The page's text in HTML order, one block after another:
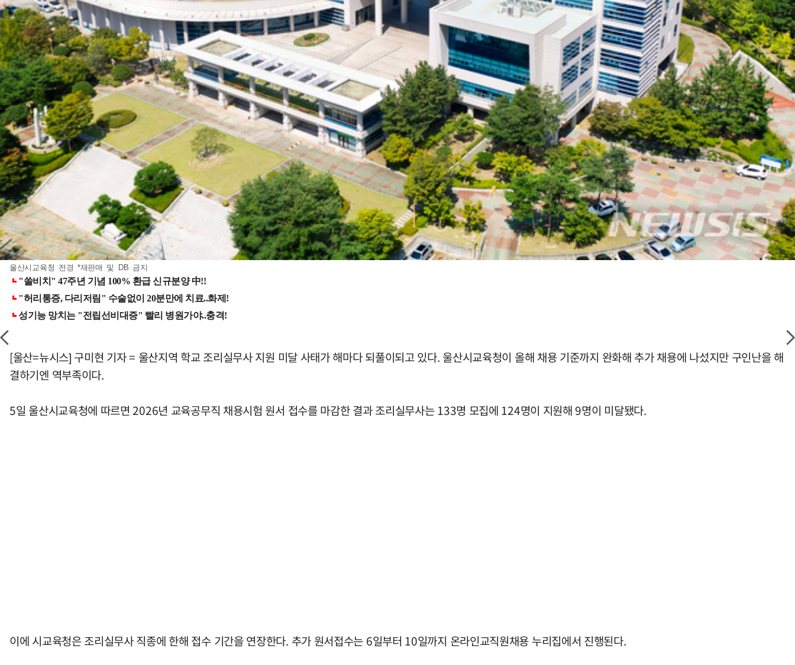
울산시교육청 전경 *재판매 및 DB 금지
[울산=뉴시스] 구미현 기자 = 울산지역 학교 조리실무사 지원 미달 사태가 해마다 되풀이되고 있다. 울산시교육청이 올해 채용 기준까지 완화해 추가 채용에 나섰지만 구인난을 해
결하기엔 역부족이다.
5일 울산시교육청에 따르면 2026년 교육공무직 채용시험 원서 접수를 마감한 결과 조리실무사는 133명 모집에 124명이 지원해 9명이 미달됐다.
이에 시교육청은 조리실무사 직종에 한해 접수 기간을 연장한다. 추가 원서접수는 6일부터 10일까지 온라인교직원채용 누리집에서 진행된다.